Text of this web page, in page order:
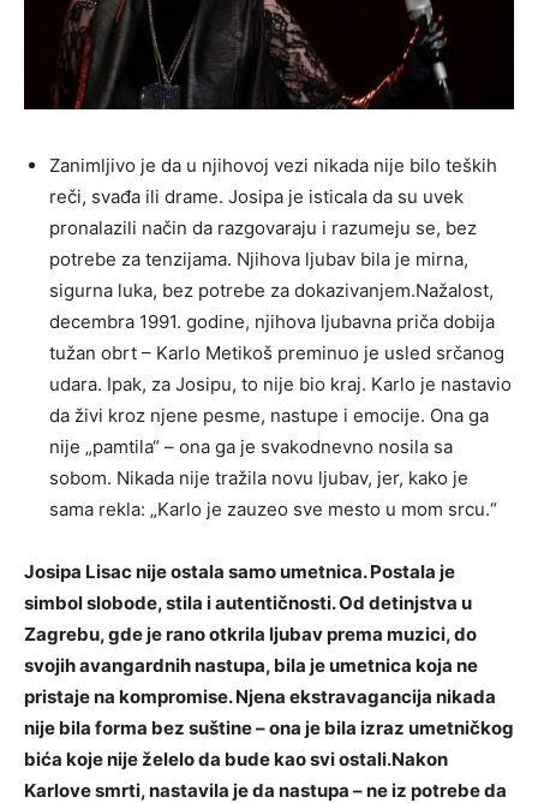
Zanimljivo je da u njihovoj vezi nikada nije bilo teških
reči, svađa ili drame. Josipa je isticala da su uvek
pronalazili način da razgovaraju i razumeju se, bez
potrebe za tenzijama. Njihova ljubav bila je mirna,
sigurna luka, bez potrebe za dokazivanjem.Nažalost,
decembra 1991. godine, njihova ljubavna priča dobija
tužan obrt – Karlo Metikoš preminuo je usled srčanog
udara. Ipak, za Josipu, to nije bio kraj. Karlo je nastavio
da živi kroz njene pesme, nastupe i emocije. Ona ga
nije „pamtila“ – ona ga je svakodnevno nosila sa
sobom. Nikada nije tražila novu ljubav, jer, kako je
sama rekla: „Karlo je zauzeo sve mesto u mom srcu.“
Josipa Lisac nije ostala samo umetnica. Postala je
simbol slobode, stila i autentičnosti. Od detinjstva u
Zagrebu, gde je rano otkrila ljubav prema muzici, do
svojih avangardnih nastupa, bila je umetnica koja ne
pristaje na kompromise. Njena ekstravagancija nikada
nije bila forma bez suštine – ona je bila izraz umetničkog
bića koje nije želelo da bude kao svi ostali.Nakon
Karlove smrti, nastavila je da nastupa – ne iz potrebe da